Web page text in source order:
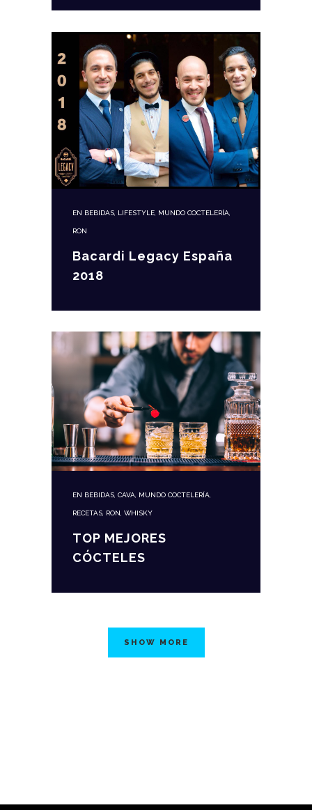
EN BEBIDAS LIFESTYLE MUNDO COCTELERÍA
RON
Bacardi Legacy España
2018
EN BEBIDAS, CAVA, MUNDO COCTELERÍA,
RECETAS, RON, WHISKY
TOP MEJORES
CÓCTELES
SHOW MORE